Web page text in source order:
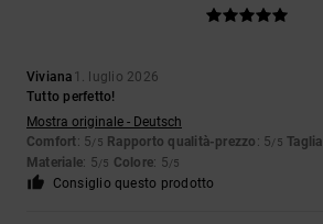
Viviana 1. luglio 2026
Tutto perfetto!
Mostra originale - Deutsch
Comfort: 5/5 Rapporto qualità-prezzo : 5/5 Taglia
Materiale: 5/5 Colore: 5/5
Consiglio questo prodotto